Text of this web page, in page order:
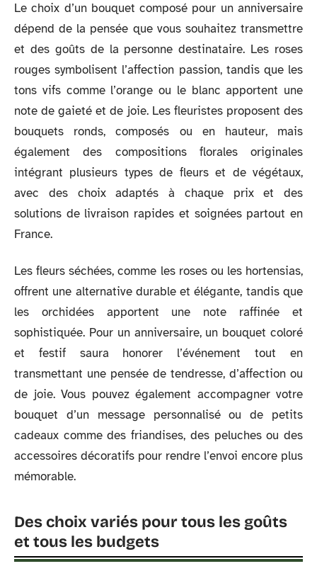
Le choix d’un bouquet composé pour un anniversaire
dépend de la pensée que vous souhaitez transmettre
et des goûts de la personne destinataire. Les roses
rouges symbolisent l’affection passion, tandis que les
tons vifs comme l’orange ou le blanc apportent une
note de gaieté et de joie. Les fleuristes proposent des
bouquets ronds, composés ou en hauteur, mais
également des compositions florales originales
intégrant plusieurs types de fleurs et de végétaux,
avec des choix adaptés à chaque prix et des
solutions de livraison rapides et soignées partout en
France.
Les fleurs séchées, comme les roses ou les hortensias,
offrent une alternative durable et élégante, tandis que
les orchidées apportent une note raffinée et
sophistiquée. Pour un anniversaire, un bouquet coloré
et festif saura honorer l’événement tout en
transmettant une pensée de tendresse, d’affection ou
de joie. Vous pouvez également accompagner votre
bouquet d’un message personnalisé ou de petits
cadeaux comme des friandises, des peluches ou des
accessoires décoratifs pour rendre l’envoi encore plus
mémorable.
Des choix variés pour tous les goûts
et tous les budgets